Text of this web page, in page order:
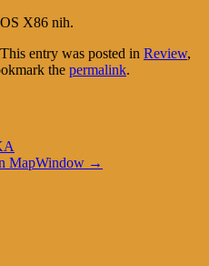
X86 nih.
entry was posted in Review,
the permalink.
MapWindow →